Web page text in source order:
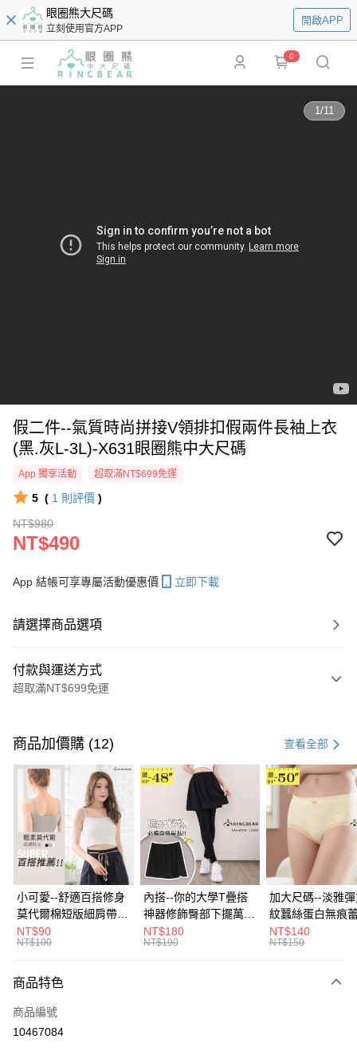
眼圈熊大尺碼
立刻使用官方APP
開啟APP
0
1/11
假二件--氣質時尚拼接V領排扣假兩件長袖上衣
(黑.灰L-3L)-X631眼圈熊中大尺碼
App 獨享活動 超取滿NT$699免運
5 ( 1 則評價 )
NT$980
NT$490
App 結帳可享專屬活動優惠價 立即下載
請選擇商品選項
付款與運送方式
超取滿NT$699免運
信用卡一次付款
超商取貨付款
LINE Pay
Apple Pay
街口支付
悠遊付
Google Pay
全盈+PAY
大哥付你分期
【大哥付你分期使用說明】
1.本服務由台灣大哥大提供，台灣大哥大用戶可立即使用無須另外申請。
AFTEE先享後付
商品加價購 (12) 查看全部
小可愛--舒適百搭修身
莫代爾棉短版細肩帶素
色背心(白.黑.灰L-2L)-
U582眼圈熊中大尺碼
NT$90
NT$100
內搭--你的大學T疊搭
神器修飾臀部下擺萬用
內搭裙/遮臀裙(黑2L-
6L)-Q155眼圈熊中大
NT$180
NT$190
加大尺碼--淡雅
紋蠶絲蛋白無痕
角內褲(白.粉.藍.
3L)-L28眼圈熊中
NT$140
NT$150
商品特色
商品編號
10467084